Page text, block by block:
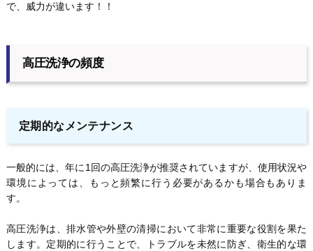
で、威力が違います！！
高圧洗浄の頻度
定期的なメンテナンス
一般的には、年に1回の高圧洗浄が推奨されていますが、使用状況や
環境によっては、もっと頻繁に行う必要があるかも場合もありま
す。
高圧洗浄は、排水管や外壁の清掃において非常に重要な役割を果た
します。定期的に行うことで、トラブルを未然に防ぎ、衛生的な環